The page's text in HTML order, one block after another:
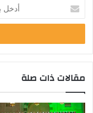
خ
ب
ر
د
ا
مقالات ذات صلة